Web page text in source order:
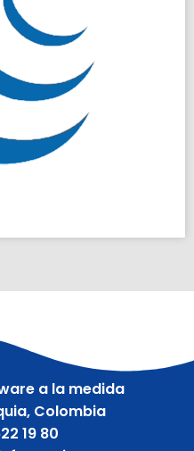
a la medida
Colombia
19 80